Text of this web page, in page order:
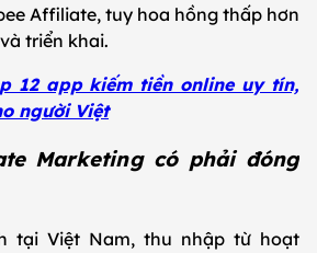
Affiliate, tuy hoa hồng thấp hơn
triển khai.
12 app kiếm tiền online uy tín,
người Việt
Marketing có phải đóng
tại Việt Nam, thu nhập từ hoạt